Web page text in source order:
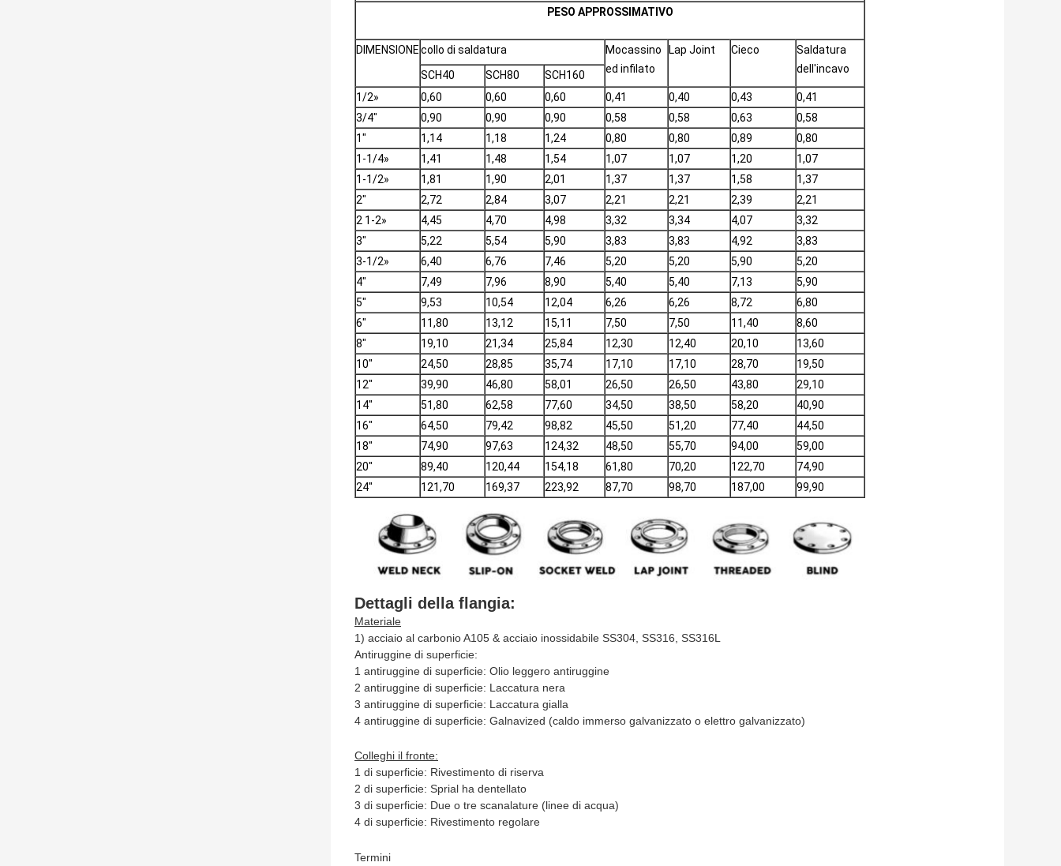
PESO APPROSSIMATIVO
DIMENSIONEcollo di saldatura
Mocassino
ed infilato
Lap Joint Cieco
Saldatura
dell'incavo
SCH40 SCH80
SCH160
1/2»
0,60 0,60 0,60 0,41 0,40 0,43
0,41
3/4"
0,90 0,90 0,90 0,58 0,58 0,63
0,58
1"
1,14 1,18 1,24 0,80 0,80 0,89
0,80
1-1/4»
1,41 1,48 1,54 1,07 1,07 1,20
1,07
1-1/2»
1,81 1,90 2,01 1,37 1,37 1,58
1,37
2"
2,72 2,84 3,07 2,21 2,21 2,39
2,21
2 1-2»
4,45 4,70 4,98 3,32 3,34 4,07
3,32
3"
5,22 5,54 5,90 3,83 3,83 4,92
3,83
3-1/2»
6,40 6,76 7,46 5,20 5,20 5,90
5,20
4"
7,49 7,96 8,90 5,40 5,40 7,13
5,90
5"
9,53 10,54 12,04 6,26 6,26 8,72
6,80
6"
11,80 13,12 15,11 7,50 7,50 11,40
8,60
8"
19,10 21,34 25,84 12,30 12,40 20,10
13,60
10"
24,50 28,85 35,74 17,10 17,10 28,70
19,50
12"
39,90 46,80 58,01 26,50 26,50 43,80
29,10
14"
51,80 62,58 77,60 34,50 38,50 58,20
40,90
16"
64,50 79,42 98,82 45,50 51,20 77,40
44,50
18"
74,90 97,63 124,32 48,50 55,70 94,00
59,00
20"
89,40 120,44 154,18 61,80 70,20 122,70
74,90
24"
121,70 169,37 223,92 87,70 98,70 187,00 99,90
Dettagli della flangia:
Materiale
1) acciaio al carbonio A105 & acciaio inossidabile SS304, SS316, SS316L
Antiruggine di superficie:
1 antiruggine di superficie: Olio leggero antiruggine
2 antiruggine di superficie: Laccatura nera
3 antiruggine di superficie: Laccatura gialla
4 antiruggine di superficie: Galnavized (caldo immerso galvanizzato o elettro galvanizzato)
Colleghi il fronte:
1 di superficie: Rivestimento di riserva
2 di superficie: Sprial ha dentellato
3 di superficie: Due o tre scanalature (linee di acqua)
4 di superficie: Rivestimento regolare
Termini